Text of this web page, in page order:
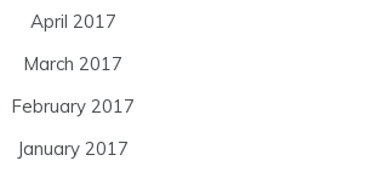
April 2017
March 2017
February 2017
January 2017